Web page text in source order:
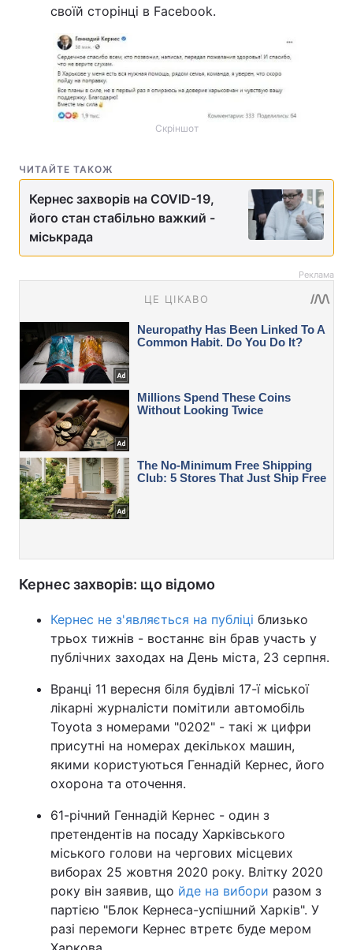
своїй сторінці в Facebook.
Скріншот
ЧИТАЙТЕ ТАКОЖ
Кернес захворів на COVID-19,
його стан стабільно важкий -
міськрада
Реклама
Кернес захворів: що відомо
Кернес не з'являється на публіці близько
трьох тижнів - востаннє він брав участь у
публічних заходах на День міста, 23 серпня.
Вранці 11 вересня біля будівлі 17-ї міської
лікарні журналісти помітили автомобіль
Toyota з номерами "0202" - такі ж цифри
присутні на номерах декількох машин,
якими користуються Геннадій Кернес, його
охорона та оточення.
61-річний Геннадій Кернес - один з
претендентів на посаду Харківського
міського голови на чергових місцевих
виборах 25 жовтня 2020 року. Влітку 2020
року він заявив, що йде на вибори разом з
партією "Блок Кернеса-успішний Харків". У
разі перемоги Кернес втретє буде мером